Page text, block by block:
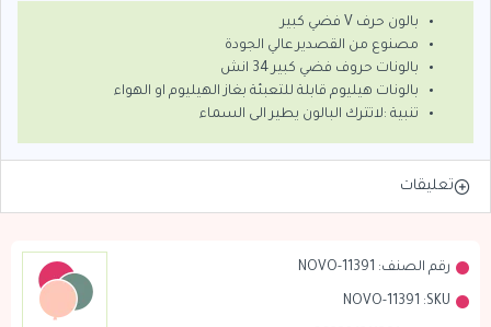
رقم الصنف: NOVO-11391
SKU:
NOVO-11391
بالون حرف V فضي كبير
مصنوع من القصدير عالي الجودة
بالونات حروف فضي كبير 34 انش
بالونات هيليوم قابلة للتعبئة بغاز الهيليوم او الهواء
تنبية :لاتترك البالون يطير الى السماء
تعليقات